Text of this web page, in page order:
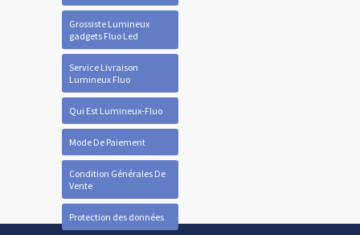
Grossiste Lumineux
gadgets Fluo Led
Service Livraison
Lumineux Fluo
Qui Est Lumineux-Fluo
Mode De Paiement
Condition Générales De
Vente
Protection des données